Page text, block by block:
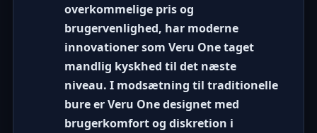
overkommelige pris og
brugervenlighed, har moderne
innovationer som Veru Onetaget
mandlig kyskhed til det næste
niveau. I modsætning til traditionelle
bure er Veru One designet med
brugerkomfort og diskretion i